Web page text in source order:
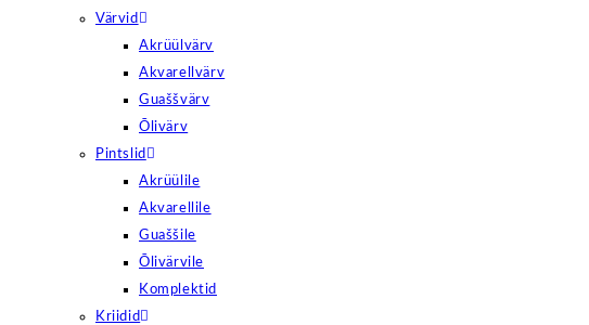
Värvid
Akrüülvärv
Akvarellvärv
Guaššvärv
Õlivärv
Pintslid
Akrüülile
Akvarellile
Guaššile
Õlivärvile
Komplektid
Kriidid